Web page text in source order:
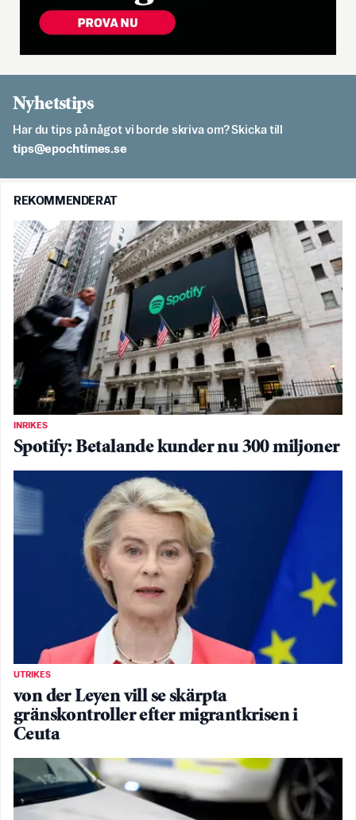
Nyhetstips
Har du tips på något vi borde skriva om? Skicka till
es.semithcope@spit
REKOMMENDERAT
INRIKES
Spotify: Betalande kunder nu 300 miljoner
UTRIKES
von der Leyen vill se skärpta
gränskontroller efter migrantkrisen i
Ceuta